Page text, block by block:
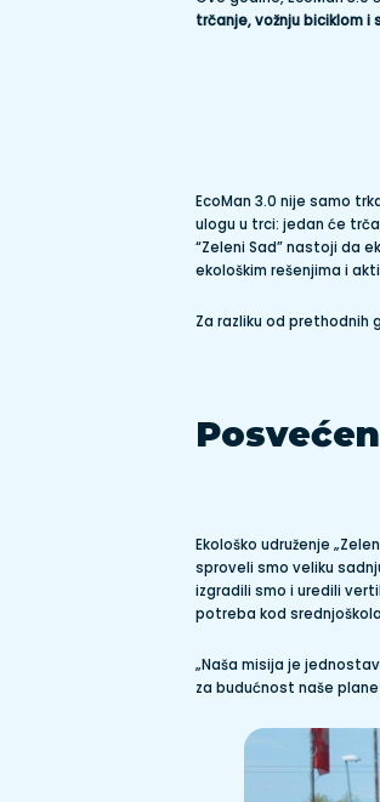
trčanje, vožnju biciklom
EcoMan 3.0 nije samo
ulogu u trci: jedan će
“Zeleni Sad” nastoji da
ekološkim rešenjima i
Za razliku od prethodnih
Ekološko udruženje
sproveli smo veliku
izgradili smo i uredili
potreba kod
„Naša misija je
za budućnost naše